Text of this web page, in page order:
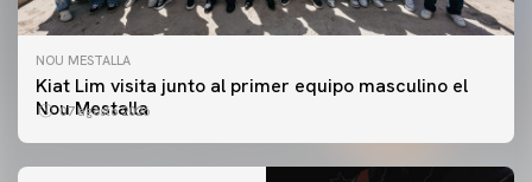
NOU MESTALLA
Kiat Lim visita junto al primer equipo masculino el
Nou Mestalla
07 agosto 2026